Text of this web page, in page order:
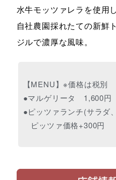
水牛モッツァレラを使用
自社農園採れたての新鮮
ジルで濃厚な風味。
【MENU】※価格は税別
●マルゲリータ 1,600円
●ピッツァランチ(サラダ
ピッツァ価格+300円